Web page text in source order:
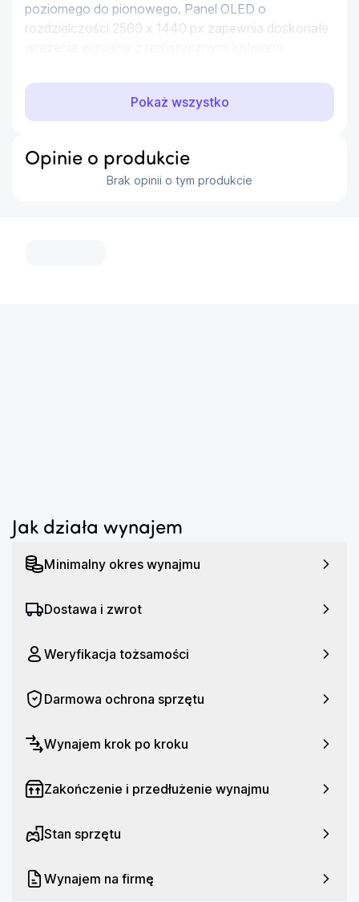
poziomego do pionowego. Panel OLED o
rozdzielczości 2560 x 1440 px zapewnia doskonałe
Pokaż wszystko
Opinie o produkcie
Brak opinii o tym produkcie
Jak działa wynajem
Minimalny okres wynajmu
Dostawa i zwrot
Weryfikacja tożsamości
Darmowa ochrona sprzętu
Wynajem krok po kroku
Zakończenie i przedłużenie wynajmu
Stan sprzętu
Wynajem na firmę